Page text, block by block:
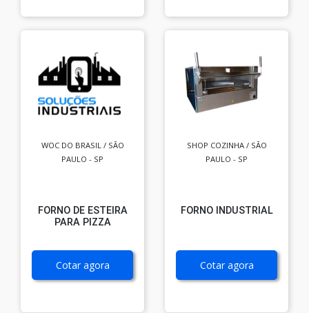
WOC DO BRASIL / SÃO
PAULO - SP
FORNO DE ESTEIRA
PARA PIZZA
Cotar agora
SHOP COZINHA / SÃO
PAULO - SP
FORNO INDUSTRIAL
Cotar agora